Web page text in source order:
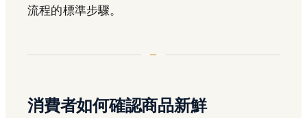
流程的標準步驟。
消費者如何確認商品新鮮